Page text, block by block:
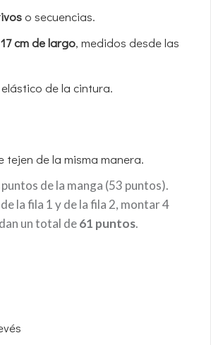
o secuencias.
17 cm de largo, medidos desde las
de la cintura.
tejen de la misma manera.
de la manga (53 puntos).
la fila 1 y de la fila 2, montar 4
un total de61 puntos.